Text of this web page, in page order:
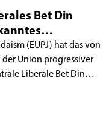
Bet Din
(EUPJ) hat das von
Union progressiver
Liberale Bet Din
als anerkanntes